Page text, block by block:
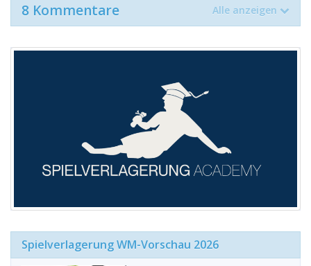
8 Kommentare Alle anzeigen
Spielverlagerung WM-Vorschau 2026